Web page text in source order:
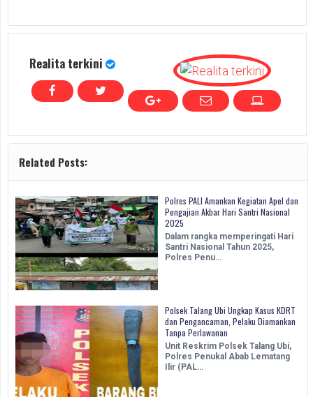
Realita terkini
Related Posts:
Polres PALI Amankan Kegiatan Apel dan
Pengajian Akbar Hari Santri Nasional
2025
Dalam rangka memperingati Hari
Santri Nasional Tahun 2025,
Polres Penu…
Polsek Talang Ubi Ungkap Kasus KDRT
dan Pengancaman, Pelaku Diamankan
Tanpa Perlawanan
Unit Reskrim Polsek Talang Ubi,
Polres Penukal Abab Lematang
Ilir (PAL…